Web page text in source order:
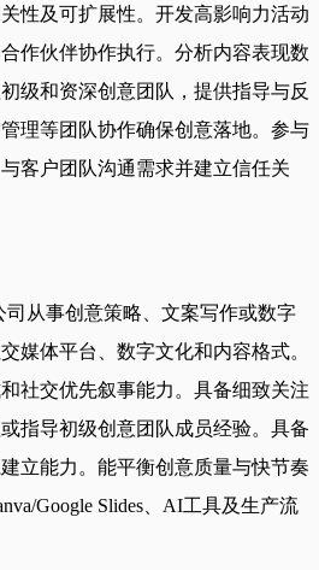
性及可扩展性。开发高影响力活动
作伙伴协作执行。分析内容表现数
级和资深创意团队，提供指导与反
理等团队协作确保创意落地。参与
客户团队沟通需求并建立信任关
司从事创意策略、文案写作或数字
媒体平台、数字文化和内容格式。
社交优先叙事能力。具备细致关注
指导初级创意团队成员经验。具备
立能力。能平衡创意质量与快节奏
Google Slides、AI工具及生产流